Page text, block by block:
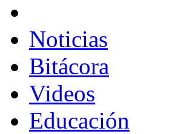
Noticias
Bitácora
Videos
Educación